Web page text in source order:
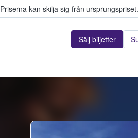
Priserna kan skilja sig från ursprungspriset.
Sälj biljetter